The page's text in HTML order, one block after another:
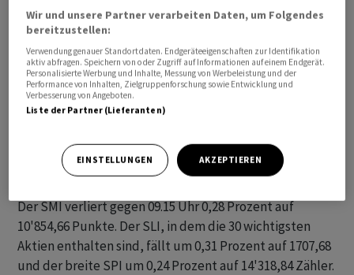
Gläubigerschutz nach Kapitel 15 gestellt hat, trägt zur
Nervosität bei. Zudem findet an den Terminbörsen ein
kleiner Verfallstermin statt. Dabei kann es bei einigen
Aktien zu unerwarteten Kursreaktionen kommen. Aber
auch die US-Notenbank hat mit dem Protokoll der
jüngsten Sitzung zu der schlechten Stimmung
Währungshüter die Türen für weitere Zinsschritte
offengehalten haben.
Der SMI verliert gegen 09.15 Uhr 0,28 Prozent auf
10'854,66 Punkte. Der SLI, in dem die 30 wichtigsten
Aktien enthalten sind, fällt um 0,31 Prozent auf 1707,68
und der breite SPI um 0,24 Prozent auf 14'318,84 Zähler.
Wir und unsere Partner verarbeiten Daten, um Folgendes
bereitzustellen:
Verwendung genauer Standortdaten. Endgeräteeigenschaften zur Identifikation
aktiv abfragen. Speichern von oder Zugriff auf Informationen auf einem Endgerät.
Personalisierte Werbung und Inhalte, Messung von Werbeleistung und der
Performance von Inhalten, Zielgruppenforschung sowie Entwicklung und
Verbesserung von Angeboten.
Liste der Partner (Lieferanten)
EINSTELLUNGEN AKZEPTIEREN